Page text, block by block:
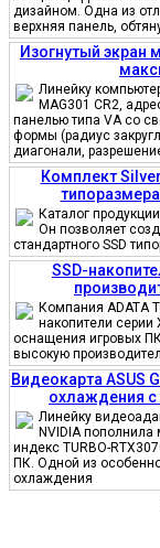
дизайном. Одна из
верхняя панель,
Изогнутый экран
Линейку
MAG301 CR2,
панелью типа VA со
формы (радиус
диагонали,
Комплект
Каталог
Он позволяет
стандартного SSD
SSD-
Компания ADATA
накопители серии
оснащения игровых
высокую
Видеокарта ASUS
охлаждения
Линейку
NVIDIA пополнила
индекс TURBO-
ПК. Одной из
охлаждения